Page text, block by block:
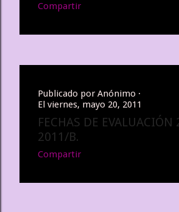
Compartir
Publicado porAnónimo
El viernes, mayo 20, 2011
FECHAS DE EVALUACIÓN
2011/B.
Compartir